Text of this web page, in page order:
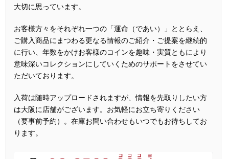
大切に思っています。
お客様方々をそれぞれ一つの「運命（であい）」ととらえ、
ご購入商品にまつわる更なる情報のご紹介・ご提案を継続的
に行い、年数をかけお客様のコインを趣味・実質ともにより
意味深いコレクションにしていくためのサポートをさせてい
ただいております。
入荷は随時アップロードされますが、情報を先取りしたい方
は大阪に店舗がございます。お気軽にお立ち寄りください
（要事前予約）。在庫お問い合わせもいつでもお待ちしてお
ります。